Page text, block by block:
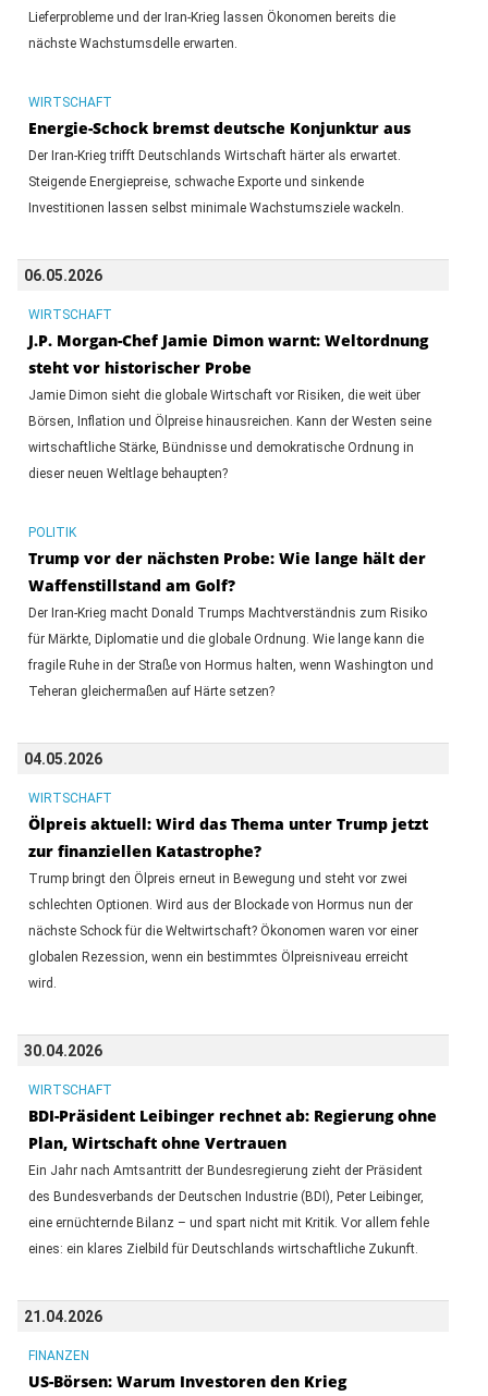
Lieferprobleme und der Iran-Krieg lassen Ökonomen bereits die
nächste Wachstumsdelle erwarten.
WIRTSCHAFT
Energie-Schock bremst deutsche Konjunktur aus
Der Iran-Krieg trifft Deutschlands Wirtschaft härter als erwartet.
Steigende Energiepreise, schwache Exporte und sinkende
Investitionen lassen selbst minimale Wachstumsziele wackeln.
06.05.2026
WIRTSCHAFT
J.P. Morgan-Chef Jamie Dimon warnt: Weltordnung
steht vor historischer Probe
Jamie Dimon sieht die globale Wirtschaft vor Risiken, die weit über
Börsen, Inflation und Ölpreise hinausreichen. Kann der Westen seine
wirtschaftliche Stärke, Bündnisse und demokratische Ordnung in
dieser neuen Weltlage behaupten?
POLITIK
Trump vor der nächsten Probe: Wie lange hält der
Waffenstillstand am Golf?
Der Iran-Krieg macht Donald Trumps Machtverständnis zum Risiko
für Märkte, Diplomatie und die globale Ordnung. Wie lange kann die
fragile Ruhe in der Straße von Hormus halten, wenn Washington und
Teheran gleichermaßen auf Härte setzen?
04.05.2026
WIRTSCHAFT
Ölpreis aktuell: Wird das Thema unter Trump jetzt
zur finanziellen Katastrophe?
Trump bringt den Ölpreis erneut in Bewegung und steht vor zwei
schlechten Optionen. Wird aus der Blockade von Hormus nun der
nächste Schock für die Weltwirtschaft? Ökonomen waren vor einer
globalen Rezession, wenn ein bestimmtes Ölpreisniveau erreicht
wird.
30.04.2026
WIRTSCHAFT
BDI-Präsident Leibinger rechnet ab: Regierung ohne
Plan, Wirtschaft ohne Vertrauen
Ein Jahr nach Amtsantritt der Bundesregierung zieht der Präsident
des Bundesverbands der Deutschen Industrie (BDI), Peter Leibinger,
eine ernüchternde Bilanz – und spart nicht mit Kritik. Vor allem fehle
eines: ein klares Zielbild für Deutschlands wirtschaftliche Zukunft.
21.04.2026
FINANZEN
US-Börsen: Warum Investoren den Krieg